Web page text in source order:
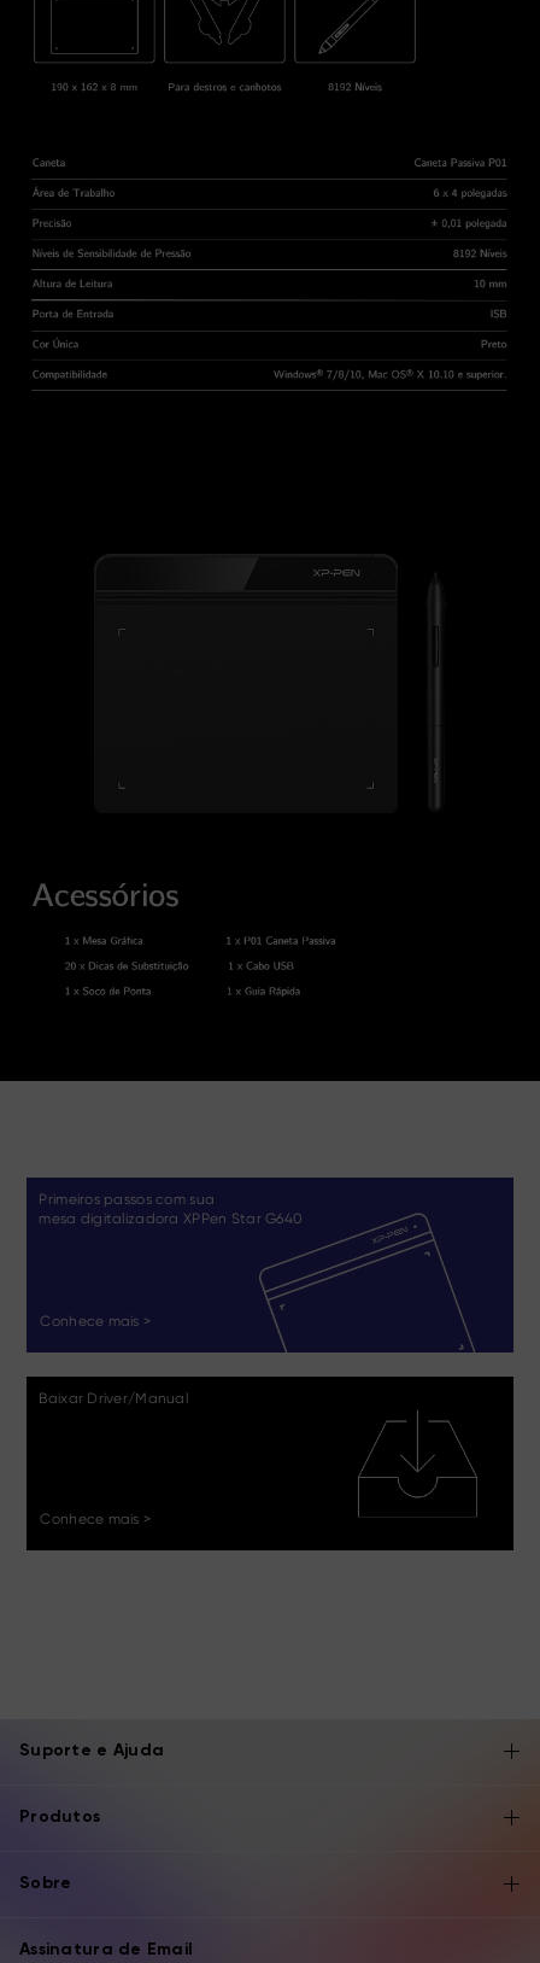
Primeiros passos com sua
mesa digitalizadora XPPen Star G640
Conhece mais >
Baixar Driver/Manual
Conhece mais >
Suporte e Ajuda
Produtos
Sobre
Assinatura de Email